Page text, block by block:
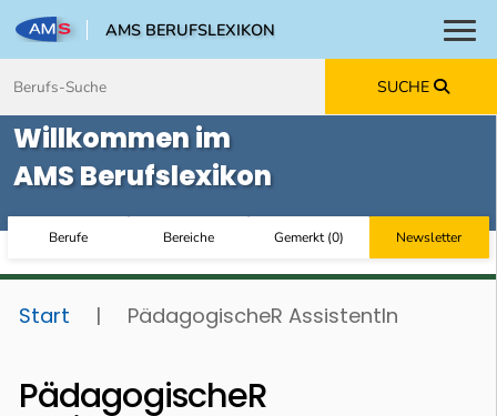
AMS BERUFSLEXIKON
SUCHE
Willkommen im
AMS Berufslexikon
Berufe Bereiche Gemerkt(0) Newsletter
Start | PädagogischeR AssistentIn
PädagogischeR